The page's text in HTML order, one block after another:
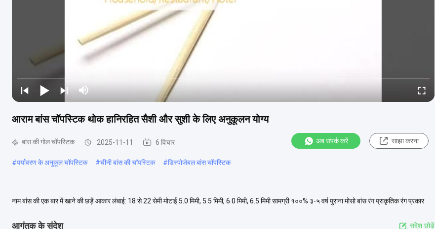
आराम बांस चॉपस्टिक थोक हानिरहित सैशी और सुशी के लिए अनुकूलन योग्य
बांस की गोल चॉपस्टिक 2025-11-11 6 विचार अब संपर्क करें साझा करना
#पर्यावरण के अनुकूल चॉपस्टिक #चीनी बांस की चॉपस्टिक #डिस्पोजेबल बांस चॉपस्टिक
नाम बांस की एक बार में खाने की छड़ें आकार लंबाई: 18 से 22 सेमी मोटाई:5.0 मिमी, 5.5 मिमी, 6.0 मिमी, 6.5 मिमी सामग्री १००% ३-५ वर्ष पुराना मोसो बांस रंग प्राकृतिक रंग प्रकार
आगंतुक के संदेश संदेश छोड़ें